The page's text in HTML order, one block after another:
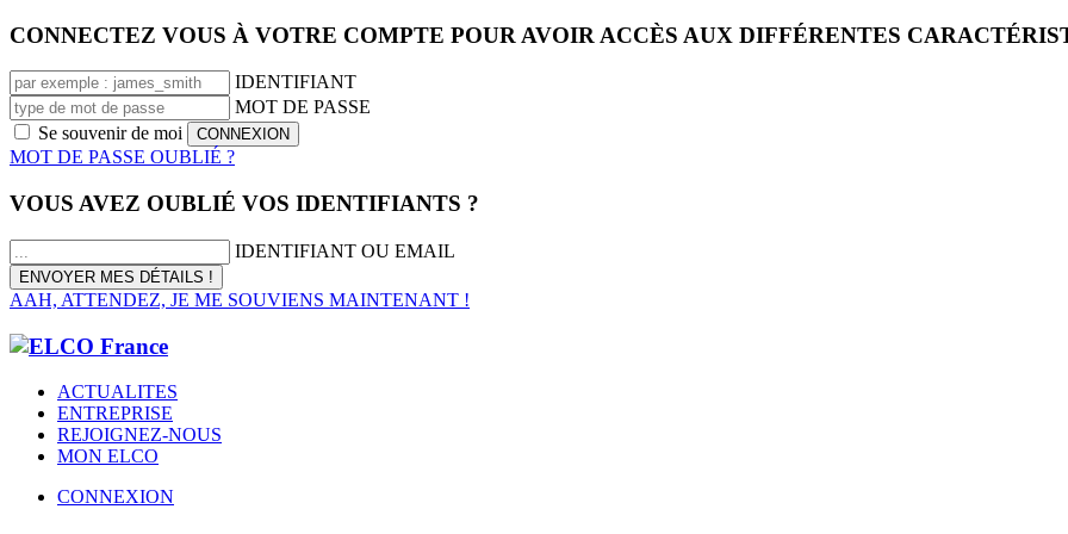
CONNECTEZ VOUS À VOTRE COMPTE POUR AVOIR ACCÈS AUX DIFFÉRENTES
IDENTIFIANT
MOT DE PASSE
Se souvenir de moi
MOT DE PASSE OUBLIÉ ?
VOUS AVEZ OUBLIÉ VOS IDENTIFIANTS ?
IDENTIFIANT OU EMAIL
AAH, ATTENDEZ, JE ME SOUVIENS MAINTENANT !
ACTUALITES
ENTREPRISE
REJOIGNEZ-NOUS
MON ELCO
CONNEXION